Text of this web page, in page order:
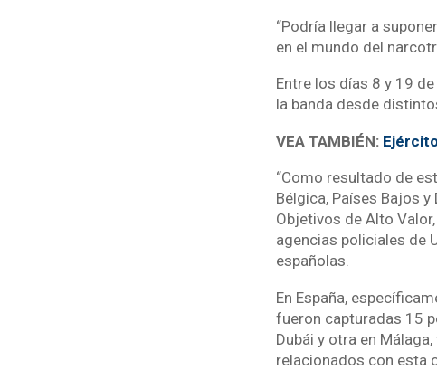
“Podría llegar a
en el mundo del
Entre los días 8 y 19
la banda desde
VEA TAMBIÉN:
“Como resultado de
Bélgica, Países Bajos
Objetivos de Alto
agencias policiales de
españolas.
En España,
fueron capturadas 15
Dubái y otra en
relacionados con esta